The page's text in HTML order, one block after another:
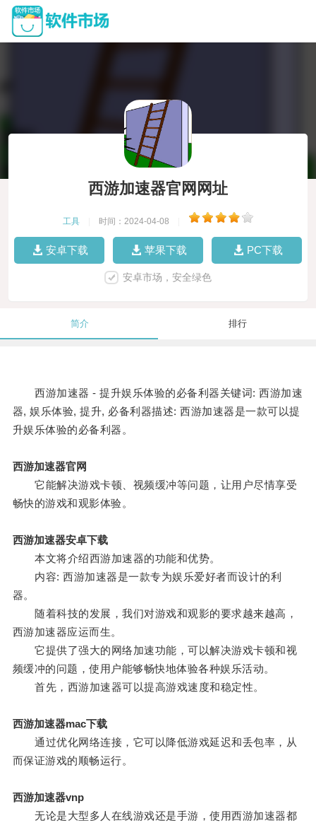
西游加速器官网网址
工具 时间：2024-04-08
安卓下载 苹果下载 PC下载
安卓市场，安全绿色
简介 排行
西游加速器 - 提升娱乐体验的必备利器关键词: 西游加速
器, 娱乐体验, 提升, 必备利器描述: 西游加速器是一款可以提
升娱乐体验的必备利器。
西游加速器官网
它能解决游戏卡顿、视频缓冲等问题，让用户尽情享受
畅快的游戏和观影体验。
西游加速器安卓下载
本文将介绍西游加速器的功能和优势。
内容: 西游加速器是一款专为娱乐爱好者而设计的利
器。
随着科技的发展，我们对游戏和观影的要求越来越高，
西游加速器应运而生。
它提供了强大的网络加速功能，可以解决游戏卡顿和视
频缓冲的问题，使用户能够畅快地体验各种娱乐活动。
首先，西游加速器可以提高游戏速度和稳定性。
西游加速器mac下载
通过优化网络连接，它可以降低游戏延迟和丢包率，从
而保证游戏的顺畅运行。
西游加速器vnp
无论是大型多人在线游戏还是手游，使用西游加速器都